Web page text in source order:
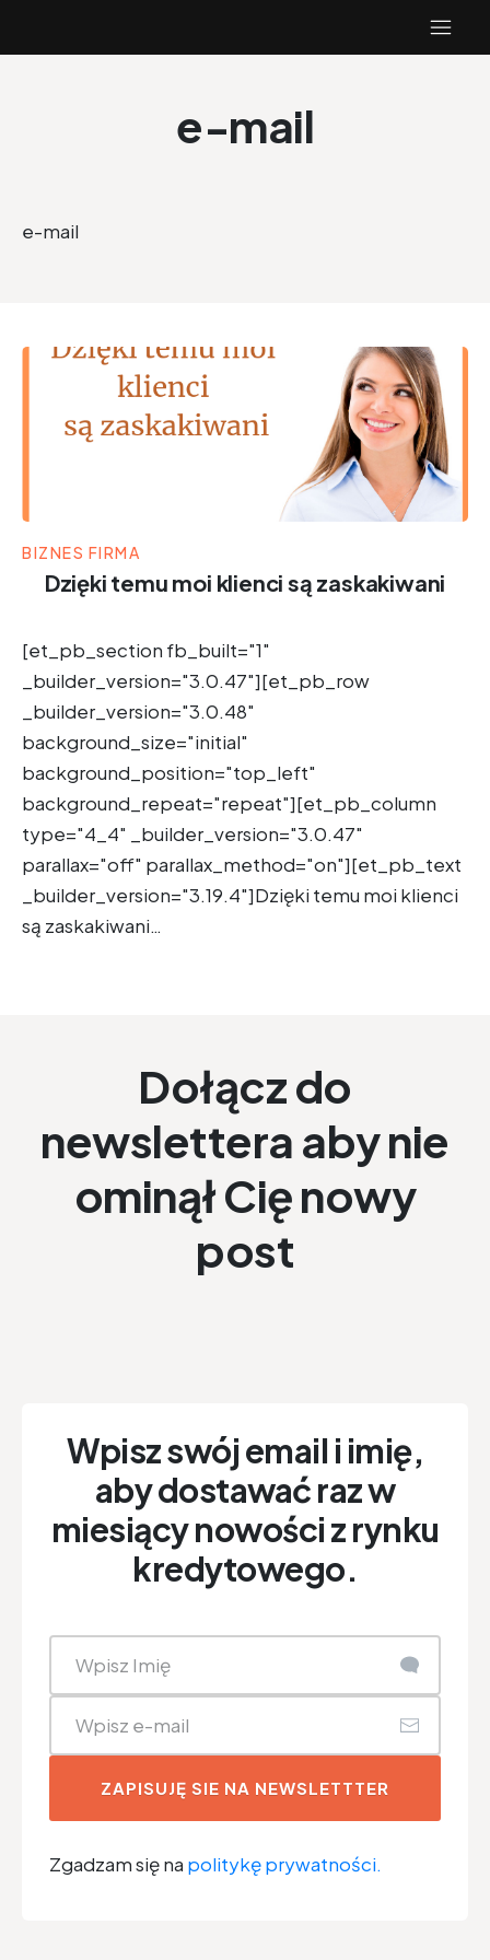
e-mail
e-mail
BIZNES FIRMA
Dzięki temu moi klienci są zaskakiwani
[et_pb_section fb_built="1"
_builder_version="3.0.47"][et_pb_row
_builder_version="3.0.48"
background_size="initial"
background_position="top_left"
background_repeat="repeat"][et_pb_column
type="4_4" _builder_version="3.0.47"
parallax="off" parallax_method="on"][et_pb_text
_builder_version="3.19.4"]Dzięki temu moi klienci
są zaskakiwani…
Dołącz do
newslettera aby nie
ominął Cię nowy
post
Wpisz swój email i imię,
aby dostawać raz w
miesiący nowości z rynku
kredytowego.
ZAPISUJĘ SIE NA NEWSLETTTER
Zgadzam się na politykę prywatności.